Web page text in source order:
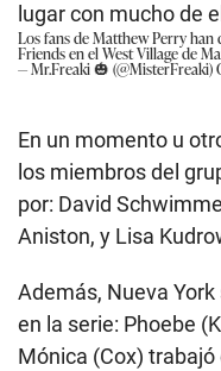
lugar con mucho de
Los fans de Matthew Perry
Friends en el West Village de
— Mr.Freaki 🎃 (@MisterFreaki)
En un momento u
los miembros del
por: David
Aniston, y Lisa
Además, Nueva
en la serie: Phoebe
Mónica (Cox)